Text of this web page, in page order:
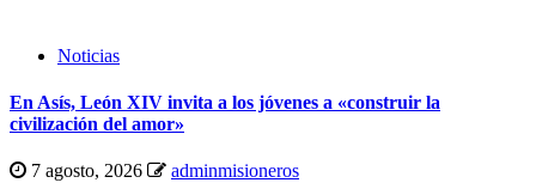
Noticias
En Asís, León XIV invita a los jóvenes a «construir la
civilización del amor»
7 agosto, 2026 adminmisioneros